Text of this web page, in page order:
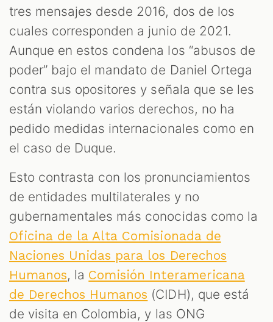
tres mensajes desde 2016, dos de los
cuales corresponden a junio de 2021.
Aunque en estos condena los “abusos de
poder” bajo el mandato de Daniel Ortega
contra sus opositores y señala que se les
están violando varios derechos, no ha
pedido medidas internacionales como en
el caso de Duque.
Esto contrasta con los pronunciamientos
de entidades multilaterales y no
gubernamentales más conocidas como la
Oficina de la Alta Comisionada de
Naciones Unidas para los Derechos
Humanos, la Comisión Interamericana
de Derechos Humanos (CIDH), que está
de visita en Colombia, y las ONG